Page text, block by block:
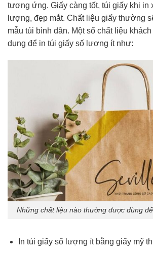
tương ứng. Giấy càng tốt, túi giấy khi in
lượng, đẹp mắt. Chất liệu giấy thường
mẫu túi bình dân. Một số chất liệu
dụng để in túi giấy số lượng ít như:
Những chất liệu nào thường được dùng
In túi giấy số lượng ít bằng giấy mỹ